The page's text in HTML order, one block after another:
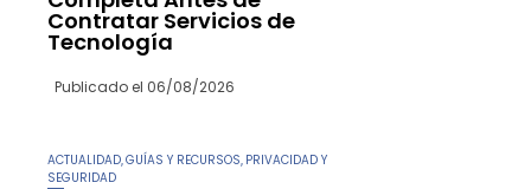
Contratar Servicios de
Tecnología
Publicado el 06/08/2026
ACTUALIDAD GUÍAS Y RECURSOS PRIVACIDAD Y
SEGURIDAD